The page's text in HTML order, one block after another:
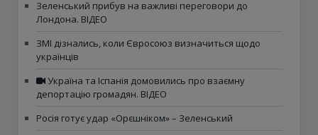
Зеленський прибув на важливі переговори до
Лондона. ВІДЕО
ЗМІ дізнались, коли Євросоюз визначиться щодо
українців
Україна та Іспанія домовились про взаємну
депортацію громадян. ВІДЕО
Росія готує удар «Орєшніком» – Зеленський